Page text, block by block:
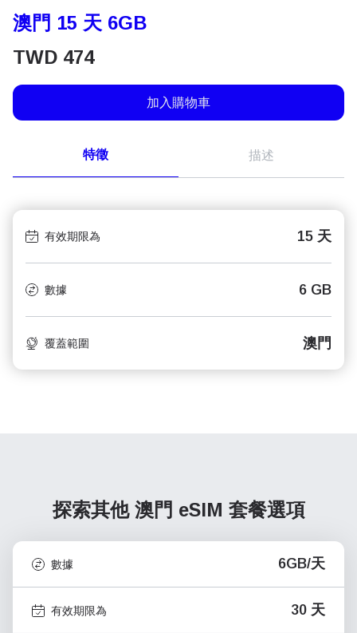
澳門 15 天 6GB
TWD 474
加入購物車
特徵 描述
有效期限為 15 天
數據 6 GB
覆蓋範圍 澳門
探索其他 澳門 eSIM 套餐選項
數據 6GB/天
有效期限為 30 天